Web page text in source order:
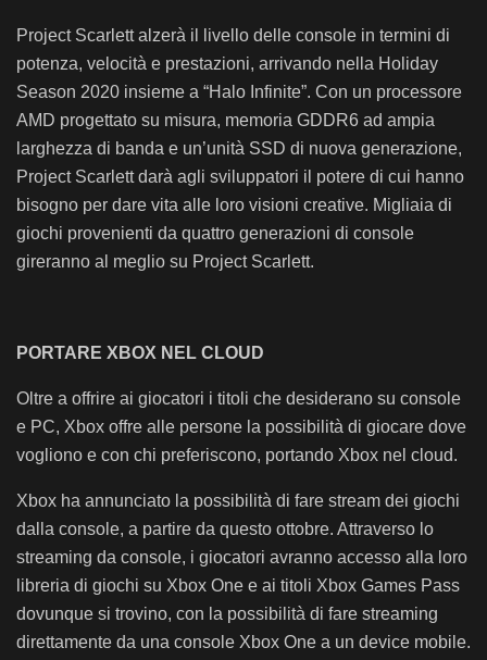
Project Scarlett alzerà il livello delle console in termini di
potenza, velocità e prestazioni, arrivando nella Holiday
Season 2020 insieme a “Halo Infinite”. Con un processore
AMD progettato su misura, memoria GDDR6 ad ampia
larghezza di banda e un’unità SSD di nuova generazione,
Project Scarlett darà agli sviluppatori il potere di cui hanno
bisogno per dare vita alle loro visioni creative. Migliaia di
giochi provenienti da quattro generazioni di console
gireranno al meglio su Project Scarlett.
PORTARE XBOX NEL CLOUD
Oltre a offrire ai giocatori i titoli che desiderano su console
e PC, Xbox offre alle persone la possibilità di giocare dove
vogliono e con chi preferiscono, portando Xbox nel cloud.
Xbox ha annunciato la possibilità di fare stream dei giochi
dalla console, a partire da questo ottobre. Attraverso lo
streaming da console, i giocatori avranno accesso alla loro
libreria di giochi su Xbox One e ai titoli Xbox Games Pass
dovunque si trovino, con la possibilità di fare streaming
direttamente da una console Xbox One a un device mobile.